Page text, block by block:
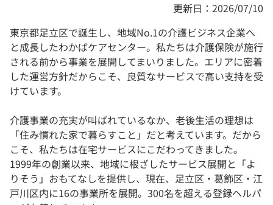
更新日：2026/07/10
東京都足立区で誕生し、地域No.1の介護ビジネス企業へ
と成長したわかばケアセンター。私たちは介護保険が施行
される前から事業を展開してまいりました。エリアに密着
した運営方針だからこそ、良質なサービスで高い支持を受
けています。
介護事業の充実が叫ばれているなか、老後生活の理想は
「住み慣れた家で暮らすこと」だと考えています。だから
こそ、私たちは在宅サービスにこだわってきました。
1999年の創業以来、地域に根ざしたサービス展開と「よ
りそう」おもてなしを提供し、現在、足立区・葛飾区・江
戸川区内に16の事業所を展開。300名を超える登録ヘルパ